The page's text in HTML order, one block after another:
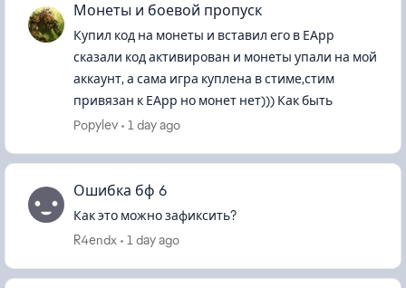
Монеты и боевой пропуск
Купил код на монеты и вставил его в ЕАрр
сказали код активирован и монеты упали на мой
аккаунт, а сама игра куплена в стиме,стим
привязан к ЕАрр но монет нет))) Как быть
Popylev
1 day ago
Ошибка бф 6
Как это можно зафиксить?
R4endx
1 day ago